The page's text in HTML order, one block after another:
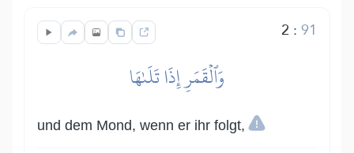
2 :91
وَٱلۡقَمَرِ إِذَا تَلَىٰهَا
und dem Mond, wenn er ihr folgt,